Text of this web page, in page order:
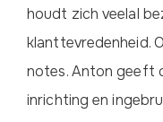
houdt zich veelal
klanttevredenheid.
notes. Anton geeft
inrichting en